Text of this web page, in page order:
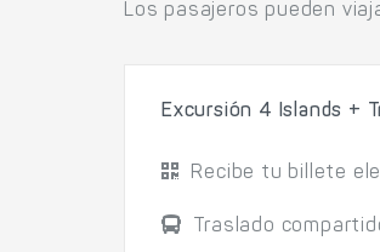
Los pasajeros pueden
Excursión 4 Islands +
Recibe tu billete
Traslado